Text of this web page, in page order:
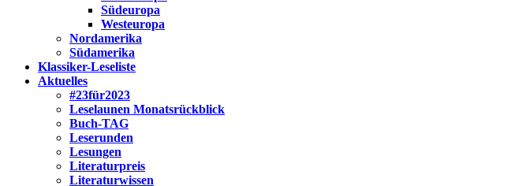
Südeuropa
Westeuropa
Nordamerika
Südamerika
Klassiker-Leseliste
Aktuelles
#23für2023
Leselaunen Monatsrückblick
Buch-TAG
Leserunden
Lesungen
Literaturpreis
Literaturwissen